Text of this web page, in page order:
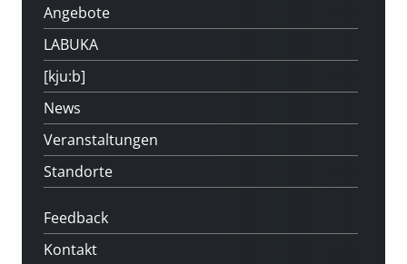
Angebote
LABUKA
[kju:b]
News
Veranstaltungen
Standorte
Feedback
Kontakt